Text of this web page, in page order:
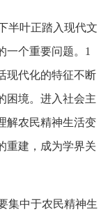
半叶正踏入现代文
一个重要问题。1
现代化的特征不断
困境。进入社会主
解农民精神生活变
重建，成为学界关
集中于农民精神生